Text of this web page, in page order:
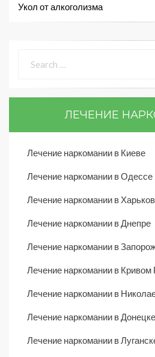
Укол от алкоголизма
ЛЕЧЕНИЕ
Лечение наркомании в Киеве
Лечение наркомании в Одессе
Лечение наркомании в
Лечение наркомании в Днепре
Лечение наркомании в
Лечение наркомании в Кривом
Лечение наркомании в
Лечение наркомании в Донецке
Лечение наркомании в